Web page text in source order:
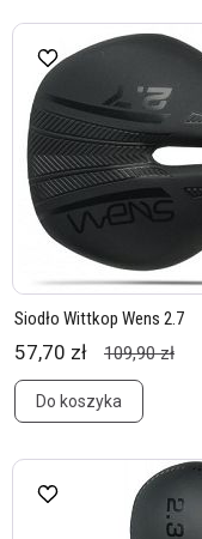
Siodło Wittkop Wens 2.7
57,70 zł 109,90 zł
Do koszyka